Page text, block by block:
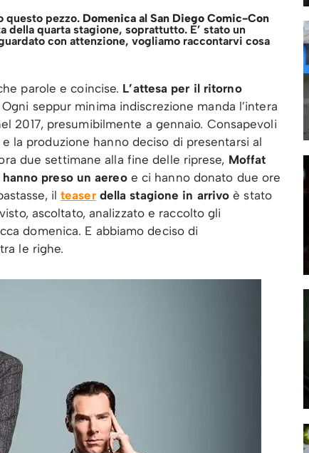
questo pezzo. Domenica al San Diego Comic-Con
della quarta stagione, soprattutto. E’ stato un
con attenzione, vogliamo raccontarvi cosa
parole e coincise. L’attesa per il ritorno
seppur minima indiscrezione manda l’intera
2017, presumibilmente a gennaio. Consapevoli
la produzione hanno deciso di presentarsi al
due settimane alla fine delle riprese, Moffat
preso un aereoe ci hanno donato due ore
ilteaserdella stagione in arrivo è stato
ascoltato, analizzato e raccolto gli
domenica. E abbiamo deciso di
le righe.